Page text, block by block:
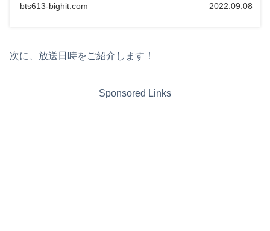
bts613-bighit.com 2022.09.08
次に、放送日時をご紹介します！
Sponsored Links